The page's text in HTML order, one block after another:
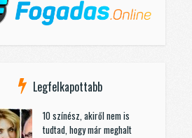
Legfelkapottabb
10 színész, akiről nem is
tudtad, hogy már meghalt